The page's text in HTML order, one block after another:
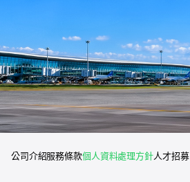
公司介紹服務條款個人資料處理方針人才招募